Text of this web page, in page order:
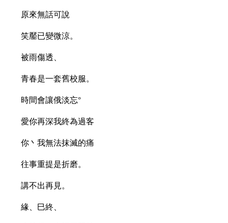
原來無話可說
笑靨已變微涼。
被雨傷透、
青春是一套舊校服。
時間會讓俄淡忘°
愛你再深我終為過客 ゞ
你丶我無法抹滅的痛
往事重提是折磨。
講不出再見。
緣、巳終、